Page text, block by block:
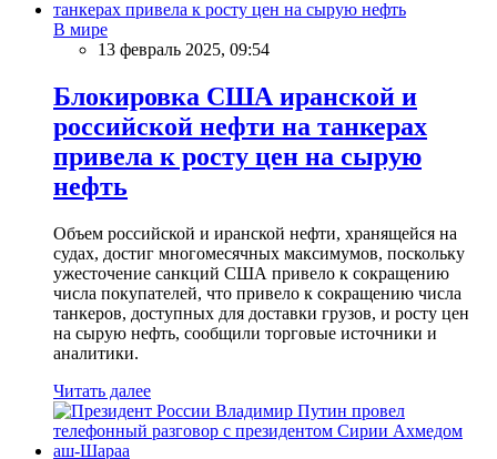
В мире
13 февраль 2025, 09:54
Блокировка США иранской и
российской нефти на танкерах
привела к росту цен на сырую
нефть
Объем российской и иранской нефти, хранящейся на
судах, достиг многомесячных максимумов, поскольку
ужесточение санкций США привело к сокращению
числа покупателей, что привело к сокращению числа
танкеров, доступных для доставки грузов, и росту цен
на сырую нефть, сообщили торговые источники и
аналитики.
Читать далее